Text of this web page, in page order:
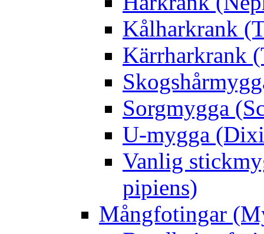
Kålharkrank
Kärrharkrank
Sorgmygga
U-mygga
Vanlig
pipiens)
Mångfotingar